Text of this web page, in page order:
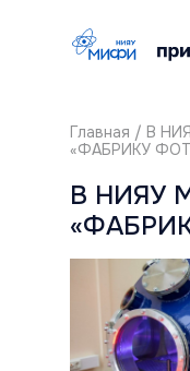
Главная / В
«ФАБРИКУ
В НИЯУ